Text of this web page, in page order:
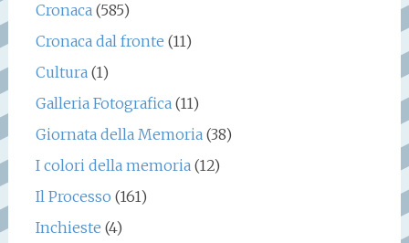
Cronaca(585)
Cronaca dal fronte (11)
Cultura(1)
Galleria Fotografica(11)
Giornata della Memoria(38)
I colori della memoria(12)
Il Processo (161)
Inchieste (4)